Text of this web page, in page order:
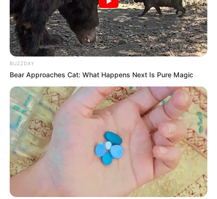
BUZZDAY
Bear Approaches Cat: What Happens Next Is Pure Magic